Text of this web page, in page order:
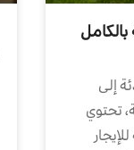
إلى
تحتوي